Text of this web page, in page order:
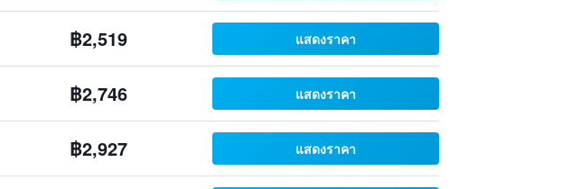
฿2,519 แสดงราคา
฿2,746 แสดงราคา
฿2,927 แสดงราคา